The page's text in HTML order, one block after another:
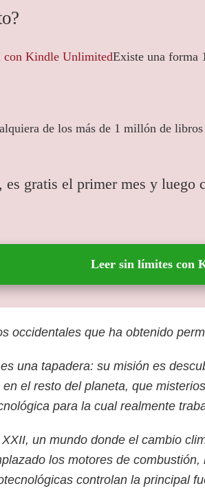
Existe una forma
de los más de 1 millón de
gratis el primer mes y luego
Leer sin límites con
occidentales que ha obtenido
una tapadera: su misión es
el resto del planeta, que
para la cual realmente
un mundo donde el cambio
los motores de
controlan la principal